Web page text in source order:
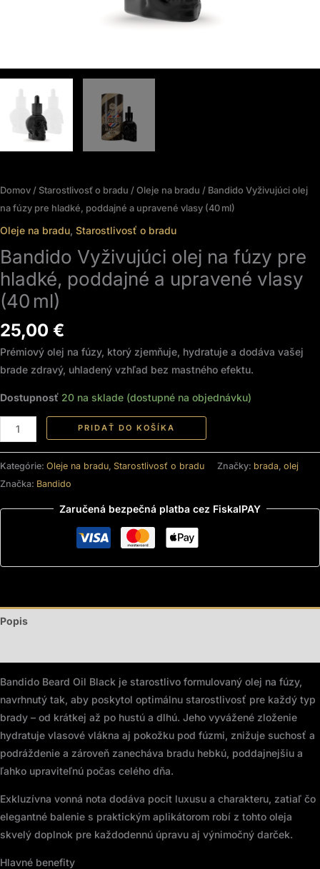
Domov / Starostlivosť o bradu / Oleje na bradu / Bandido Vyživujúci olej
na fúzy pre hladké, poddajné a upravené vlasy (40 ml)
Oleje na bradu, Starostlivosť o bradu
Bandido Vyživujúci olej na fúzy pre
hladké, poddajné a upravené vlasy
(40 ml)
25,00 €
Prémiový olej na fúzy, ktorý zjemňuje, hydratuje a dodáva vašej
brade zdravý, uhladený vzhľad bez mastného efektu.
Dostupnosť 20 na sklade (dostupné na objednávku)
PRIDAŤ DO KOŠÍKA
Kategórie: Oleje na bradu Starostlivosť o bradu Značky: brada olej
Značka: Bandido
Zaručená bezpečná platba cez FiskalPAY
Popis
Bandido Beard Oil Black je starostlivo formulovaný olej na fúzy,
navrhnutý tak, aby poskytol optimálnu starostlivosť pre každý typ
brady – od krátkej až po hustú a dlhú. Jeho vyvážené zloženie
hydratuje vlasové vlákna aj pokožku pod fúzmi, znižuje suchosť a
podráždenie a zároveň zanecháva bradu hebkú, poddajnejšiu a
ľahko upraviteľnú počas celého dňa.
Exkluzívna vonná nota dodáva pocit luxusu a charakteru, zatiaľ čo
elegantné balenie s praktickým aplikátorom robí z tohto oleja
skvelý doplnok pre každodennú úpravu aj výnimočný darček.
Hlavné benefity